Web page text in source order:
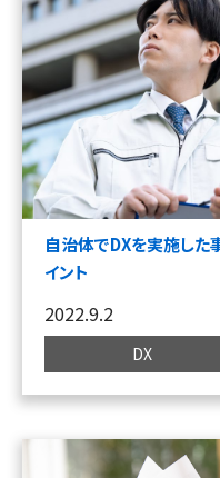
自治体でDXを実施した
イント
2022.9.2
DX